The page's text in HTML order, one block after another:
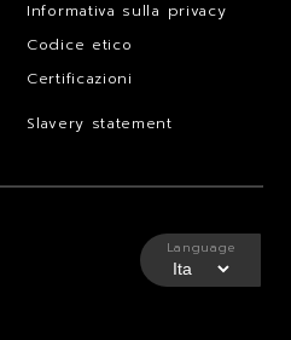
Informativa sulla privacy
Codice etico
Certificazioni
Slavery statement
Language